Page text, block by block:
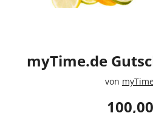
myTime.de
von